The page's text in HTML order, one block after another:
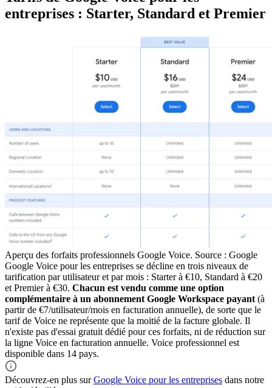
entreprises : Starter, Standard et Premier
Aperçu des forfaits professionnels Google Voice. Source : Google
Google Voice pour les entreprises se décline en trois niveaux de
tarification par utilisateur et par mois : Starter à €10, Standard à €20
et Premier à €30. Chacun est vendu comme une option
complémentaire à un abonnement Google Workspace payant (à
partir de €7/utilisateur/mois en facturation annuelle), de sorte que le
tarif de Voice ne représente que la moitié de la facture globale. Il
n'existe pas d'essai gratuit dédié pour ces forfaits, ni de réduction sur
la ligne Voice en facturation annuelle. Voice professionnel est
disponible dans 14 pays.
Découvrez-en plus surGoogle Voice pour les entreprises dans notre